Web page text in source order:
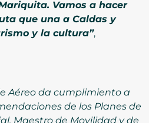
Vamos a hacer
que una a Caldas y
y la cultura”,
Aéreo da cumplimiento a
de los Planes de
Maestro de Movilidad y de